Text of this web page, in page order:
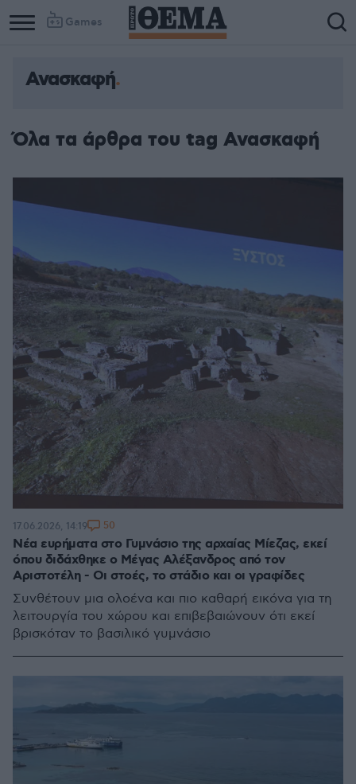
Games
Ανασκαφή
Όλα τα άρθρα του tag Ανασκαφή
Νέα ευρήματα στο Γυμνάσιο της αρχαίας Μίεζας, εκεί
όπου διδάχθηκε ο Μέγας Αλέξανδρος από τον
Αριστοτέλη - Οι στοές, το στάδιο και οι γραφίδες
Συνθέτουν μια ολοένα και πιο καθαρή εικόνα για τη
λειτουργία του χώρου και επιβεβαιώνουν ότι εκεί
βρισκόταν το βασιλικό γυμνάσιο
17.06.2026, 14:19 50